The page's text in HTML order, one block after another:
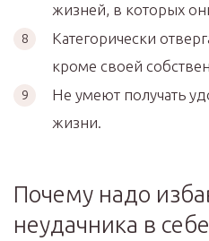
жизней, в которых
Категорически
кроме своей
Не умеют получать
жизни.
Почему надо
неудачника в